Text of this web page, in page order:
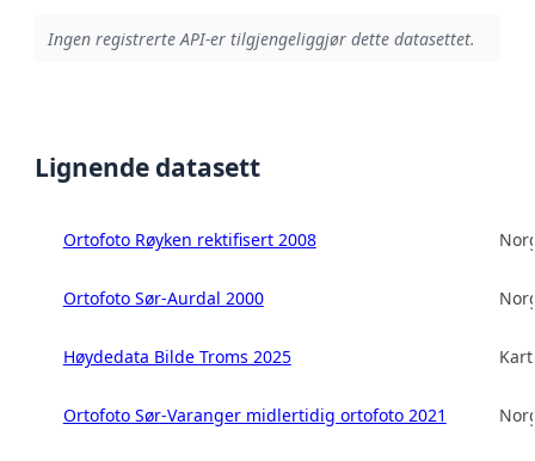
Ingen registrerte API-er tilgjengeliggjør dette datasettet.
Lignende datasett
Ortofoto Røyken rektifisert 2008
Ortofoto Sør-Aurdal 2000
Høydedata Bilde Troms 2025
Ortofoto Sør-Varanger midlertidig ortofoto 2021